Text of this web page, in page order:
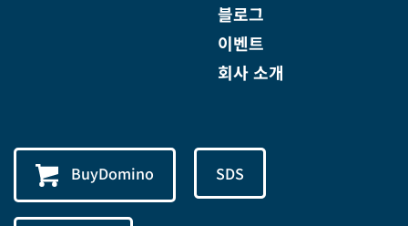
블로그
이벤트
회사 소개
BuyDomino SDS